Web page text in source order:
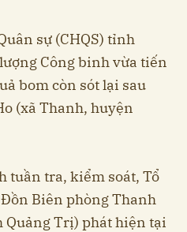
sự (CHQS) tỉnh
Công binh vừa tiến
bom còn sót lại sau
(xã Thanh, huyện
tuần tra, kiểm soát, Tổ
Biên phòng Thanh
Quảng Trị) phát hiện tại